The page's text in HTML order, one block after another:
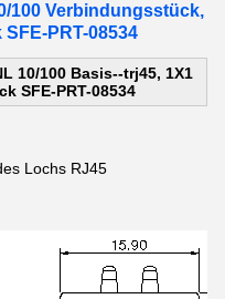
100 Verbindungsstück,
PRT-08534
10/100 Basis--trj45, 1X1
SFE-PRT-08534
Lochs RJ45